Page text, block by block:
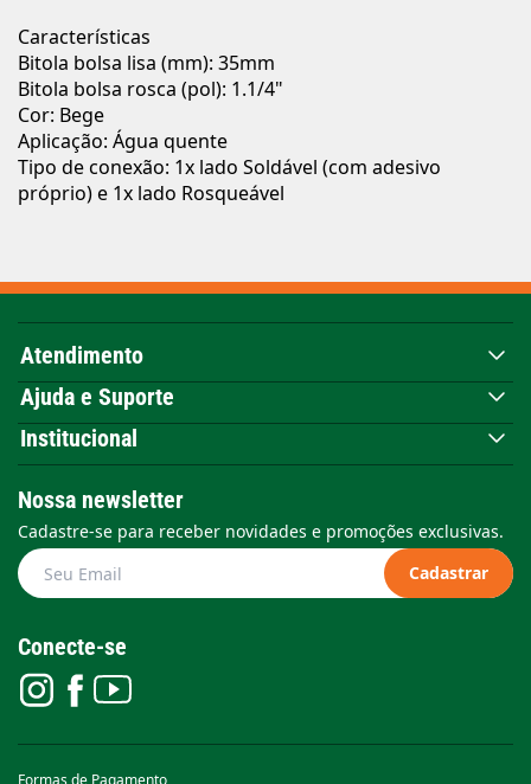
Características
Bitola bolsa lisa (mm): 35mm
Bitola bolsa rosca (pol): 1.1/4"
Cor: Bege
Aplicação: Água quente
Tipo de conexão: 1x lado Soldável (com adesivo
próprio) e 1x lado Rosqueável
Atendimento
Ajuda e Suporte
Institucional
Nossa newsletter
Cadastre-se para receber novidades e promoções exclusivas.
Cadastrar
Conecte-se